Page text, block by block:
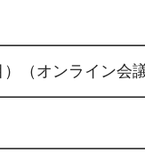
（オンライン会